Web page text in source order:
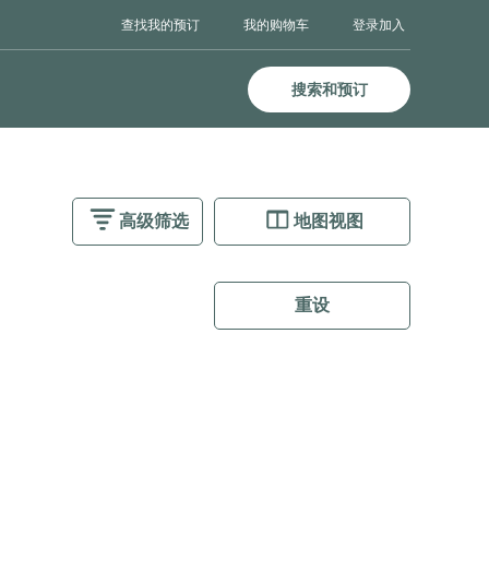
查找我的预订 我的购物车 登录加入
搜索和预订
高级筛选 地图视图
重设